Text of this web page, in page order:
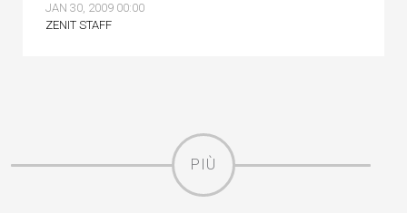
JAN 30, 2009 00:00
ZENIT STAFF
PIÙ